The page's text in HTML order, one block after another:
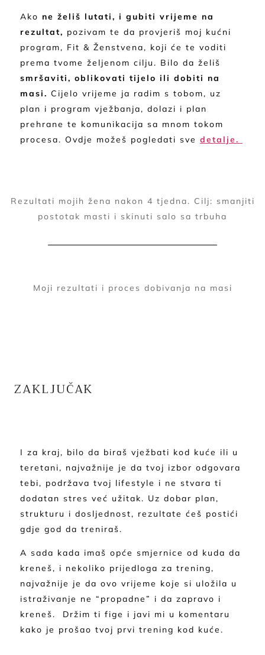
Ako ne želiš lutati, i gubiti vrijeme na
rezultat, pozivam te da provjeriš moj kućni
program, Fit & Ženstvena, koji će te voditi
prema tvome željenom cilju. Bilo da želiš
smršaviti, oblikovati tijelo ili dobiti na
masi. Cijelo vrijeme ja radim s tobom, uz
plan i program vježbanja, dolazi i plan
prehrane te komunikacija sa mnom tokom
procesa. Ovdje možeš pogledati sve detalje.
Rezultati mojih žena nakon 4 tjedna. Cilj: smanjiti
postotak masti i skinuti salo sa trbuha
Moji rezultati i proces dobivanja na masi
ZAKLJUČAK
I za kraj, bilo da biraš vježbati kod kuće ili u
teretani, najvažnije je da tvoj izbor odgovara
tebi, podržava tvoj lifestyle i ne stvara ti
dodatan stres već užitak. Uz dobar plan,
strukturu i dosljednost, rezultate ćeš postići
gdje god da treniraš.
A sada kada imaš opće smjernice od kuda da
kreneš, i nekoliko prijedloga za trening,
najvažnije je da ovo vrijeme koje si uložila u
istraživanje ne “propadne” i da zapravo i
kreneš. Držim ti fige i javi mi u komentaru
kako je prošao tvoj prvi trening kod kuće.